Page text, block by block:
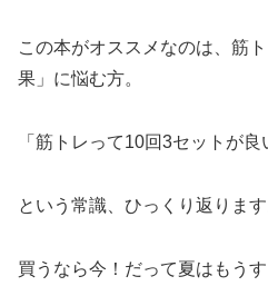
この本がオススメなのは、筋
果」に悩む方。
「筋トレって10回3セットが良
という常識、ひっくり返ります
買うなら今！だって夏はもうす